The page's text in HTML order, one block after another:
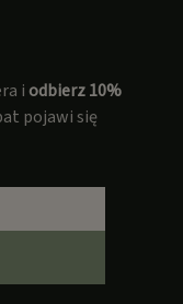
iodbierz 10%
pojawi się